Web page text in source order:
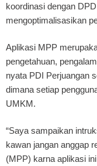
koordinasi dengan
mengoptimalisasikan
Aplikasi MPP
pengetahuan,
nyata PDI Perjuangan
dimana setiap
UMKM.
“Saya sampaikan
kawan jangan anggap
(MPP) karna aplikasi